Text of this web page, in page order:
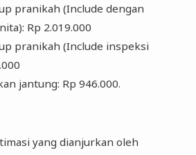
pranikah (Include dengan
Rp 2.019.000
pranikah (Include inspeksi
jantung: Rp 946.000.
yang dianjurkan oleh